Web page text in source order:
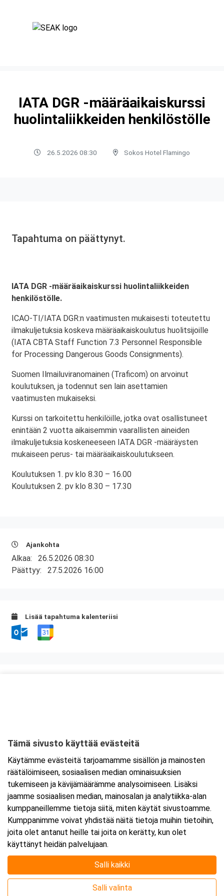
IATA DGR -määräaikaiskurssi
huolintaliikkeiden henkilöstölle
26.5.2026 08:30 Sokos Hotel Flamingo
Tapahtuma on päättynyt.
IATA DGR -määräaikaiskurssi huolintaliikkeiden
henkilöstölle.
ICAO-TI/IATA DGR:n vaatimusten mukaisesti toteutettu
ilmakuljetuksia koskeva määräaikaiskoulutus huolitsijoille
(IATA CBTA Staff Function 7.3 Personnel Responsible
for Processing Dangerous Goods Consignments).
Suomen Ilmailuviranomainen (Traficom) on arvoinut
koulutuksen, ja todennut sen lain asettamien
vaatimusten mukaiseksi.
Kurssi on tarkoitettu henkilöille, jotka ovat osallistuneet
enintään 2 vuotta aikaisemmin vaarallisten aineiden
ilmakuljetuksia koskeneeseen IATA DGR -määräysten
mukaiseen perus- tai määräaikaiskoulutukseen.
Koulutuksen 1. pv klo 8.30 – 16.00
Koulutuksen 2. pv klo 8.30 – 17.30
Ajankohta
Alkaa: 26.5.2026 08:30
Päättyy: 27.5.2026 16:00
Lisää tapahtuma kalenteriisi
Tarkempi kartta ja ajo-ohjeet
Tämä sivusto käyttää evästeitä
Käytämme evästeitä tarjoamamme sisällön ja mainosten
räätälöimiseen, sosiaalisen median ominaisuuksien
tukemiseen ja kävijämäärämme analysoimiseen. Lisäksi
jaamme sosiaalisen median, mainosalan ja analytiikka-alan
kumppaneillemme tietoja siitä, miten käytät sivustoamme.
Kumppanimme voivat yhdistää näitä tietoja muihin tietoihin,
joita olet antanut heille tai joita on kerätty, kun olet
käyttänyt heidän palvelujaan.
Salli kaikki
Salli valinta